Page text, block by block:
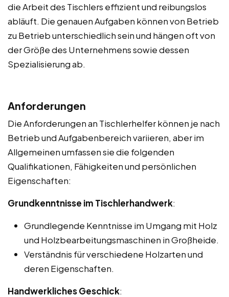
die Arbeit des Tischlers effizient und reibungslos
abläuft. Die genauen Aufgaben können von Betrieb
zu Betrieb unterschiedlich sein und hängen oft von
der Größe des Unternehmens sowie dessen
Spezialisierung ab.
Anforderungen
Die Anforderungen an Tischlerhelfer können je nach
Betrieb und Aufgabenbereich variieren, aber im
Allgemeinen umfassen sie die folgenden
Qualifikationen, Fähigkeiten und persönlichen
Eigenschaften:
Grundkenntnisse im Tischlerhandwerk:
Grundlegende Kenntnisse im Umgang mit Holz
und Holzbearbeitungsmaschinen in Großheide.
Verständnis für verschiedene Holzarten und
deren Eigenschaften.
Handwerkliches Geschick: